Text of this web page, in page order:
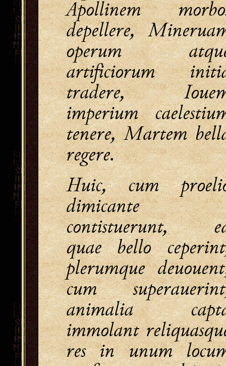
Apollinem
depellere,
operum
artificiorum
tradere,
imperium
tenere, Martem
regere.
Huic, cum
dimicante
contistuerunt,
quae bello
plerumque
cum
animalia
immolant
res in unum